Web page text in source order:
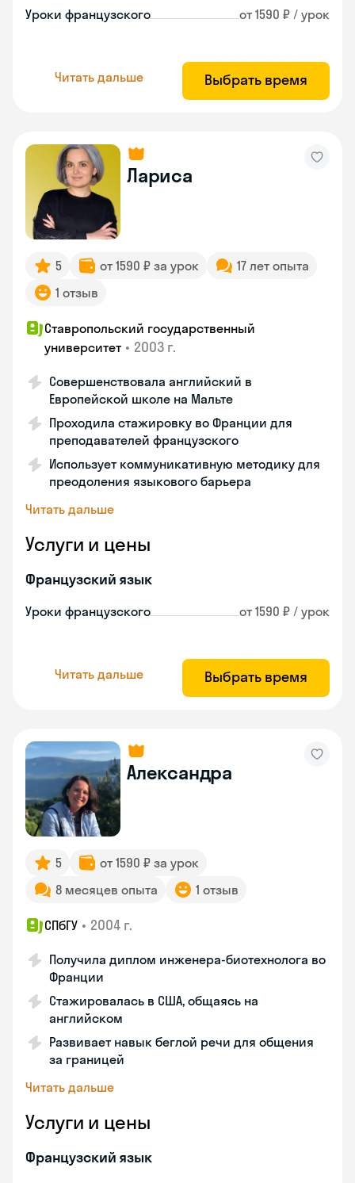
Уроки французского от 1590 ₽ / урок
Читать дальше Выбрать время
Лариса
5 от 1590 ₽ за урок
17 лет опыта
1 отзыв
Ставропольский государственный
университет • 2003 г.
Совершенствовала английский в
Европейской школе на Мальте
Проходила стажировку во Франции для
преподавателей французского
Использует коммуникативную методику для
преодоления языкового барьера
Читать дальше
Услуги и цены
Французский язык
Уроки французского от 1590 ₽ / урок
Читать дальше Выбрать время
Александра
5
от 1590 ₽ за урок
8 месяцев опыта
1 отзыв
СПбГУ • 2004 г.
Получила диплом инженера-биотехнолога во
Франции
Стажировалась в США, общаясь на
английском
Развивает навык беглой речи для общения
за границей
Читать дальше
Услуги и цены
Французский язык